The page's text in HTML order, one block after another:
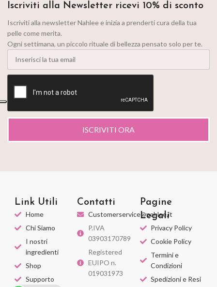
Iscriviti alla Newsletter ricevi 10% di sconto
Iscriviti alla newsletter Nahlee e inizia a prenderti cura della tua
pelle come merita.
Ogni settimana, un piccolo rituale di bellezza pensato solo per te.
ISCRIVITI ORA
Link Utili
Home
Chi Siamo
I nostri
ingredienti
Shop
Supporto
Contatti
Customerservice@nahlee.it
P.IVA
03903170789
Registered
EUIPO n.
019031973
Pagine
Legali
Privacy Policy
Cookie Policy
Termini e
Condizioni
Spedizioni e Resi